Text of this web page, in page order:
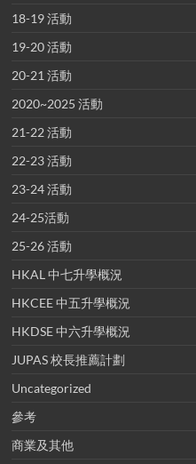
18-19 活動
19-20 活動
20-21 活動
2020~2025 活動
21-22 活動
22-23 活動
23-24 活動
24-25活動
25-26 活動
HKAL 中七升學概況
HKCEE 中五升學概況
HKDSE 中六升學概況
JUPAS 校長推薦計劃
Uncategorized
參考
商業及其他